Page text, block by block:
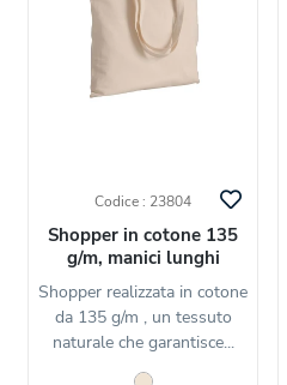
Codice : 23804
Shopper in cotone 135
g/m, manici lunghi
Shopper realizzata in cotone
da 135 g/m , un tessuto
naturale che garantisce...